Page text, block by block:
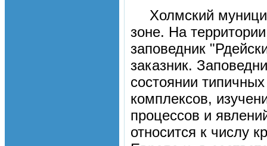
Холмский
зоне. На
заповедник
заказник.
состоянии
комплексов,
процессов и
относится к числу